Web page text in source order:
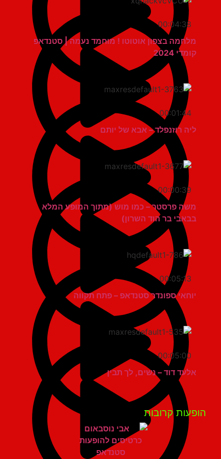
00:04:38
מלחמה בצפון אוטוטו ! מוחמד נעמה | סטנדאפ
00:01:44
ליה רוזנפלד – אבא של יותם
00:00:39
משה פרסטר – כמו מוש (מתוך המופע המלא
בבאבי בר הוד השרון)
00:05:13
יוחאי ספונדר סטנדאפ – פתח תקווה
00:05:00
אלעד דוד – נשים, לך תבין
קרובות